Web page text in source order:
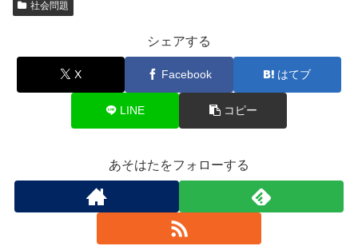
社会問題
シェアする
X Facebook はてブ
LINE コピー
あそはたをフォローする